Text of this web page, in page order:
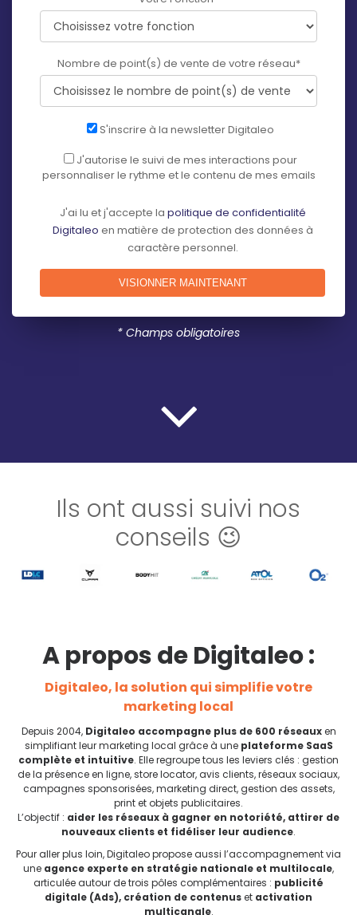
Nombre de point(s) de vente de votre réseau*
S'inscrire à la newsletter Digitaleo
J'autorise le suivi de mes interactions pour
personnaliser le rythme et le contenu de mes emails
J'ai lu et j'accepte la politique de confidentialité
Digitaleo en matière de protection des données à
caractère personnel.
* Champs obligatoires
Ils ont aussi suivi nos
conseils 😉
A propos de Digitaleo :
Digitaleo, la solution qui simplifie votre
marketing local
Depuis 2004, Digitaleo accompagne plus de 600 réseauxen
simplifiant leur marketing local grâce à une plateforme SaaS
complète et intuitive. Elle regroupe tous les leviers clés : gestion
de la présence en ligne, store locator, avis clients, réseaux sociaux,
campagnes sponsorisées, marketing direct, gestion des assets,
print et objets publicitaires.
L’objectif : aider les réseaux à gagner en notoriété, attirer de
nouveaux clients et fidéliser leur audience.
Pour aller plus loin, Digitaleo propose aussi l’accompagnement via
une agence experte en stratégie nationale et multilocale,
articulée autour de trois pôles complémentaires : publicité
digitale (Ads), création de contenuset activation
multicanale.